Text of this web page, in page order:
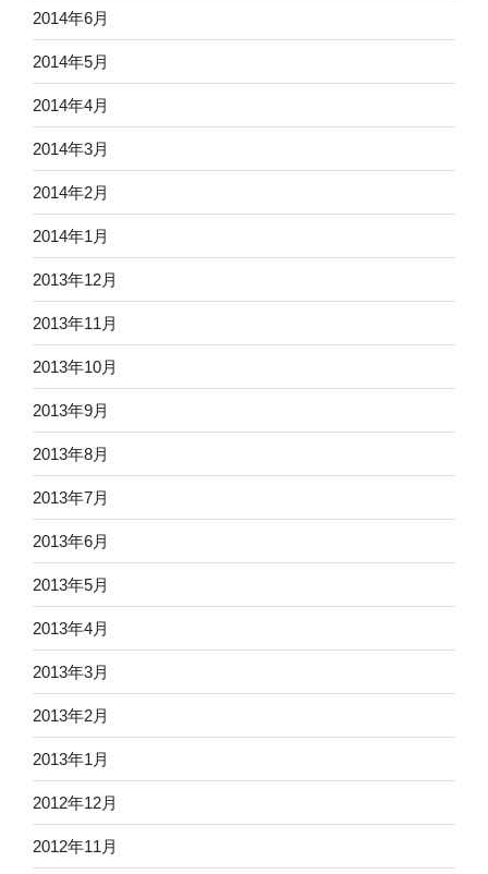
2014年6月
2014年5月
2014年4月
2014年3月
2014年2月
2014年1月
2013年12月
2013年11月
2013年10月
2013年9月
2013年8月
2013年7月
2013年6月
2013年5月
2013年4月
2013年3月
2013年2月
2013年1月
2012年12月
2012年11月